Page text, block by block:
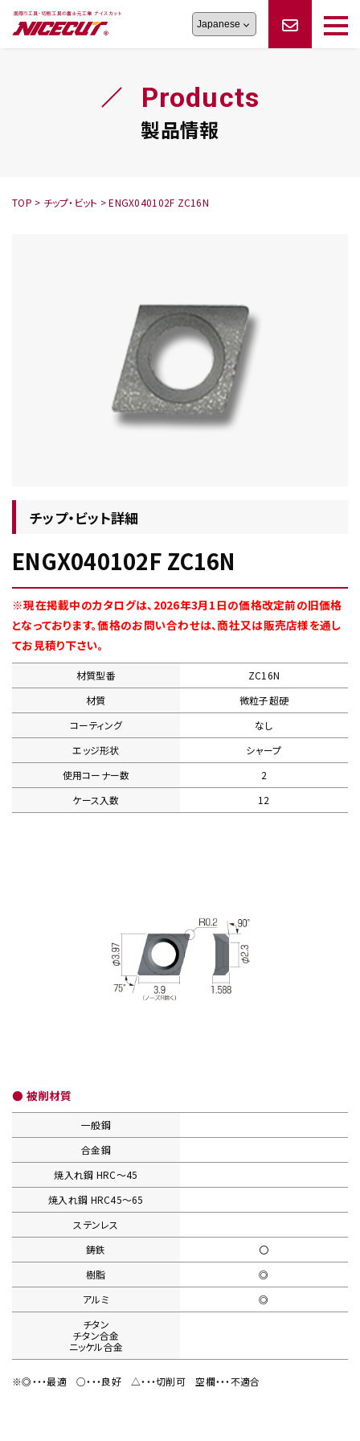
旋盤工具シリーズ
シリーズ
生産終了品
オーダー品依頼
フェイス・ショルダーシリーズかんたんオーダー
トラブルシューティング
ロックピンの逆ジメに注意
Products
製品情報
TOP > チップ・ビット >ENGX040102F ZC16N
チップ・ビット詳細
ENGX040102F ZC16N
※現在掲載中のカタログは、2026年3月1日の価格改定前の旧価格
となっております。価格のお問い合わせは、商社又は販売店様を通し
てお見積り下さい。
材質型番
ZC16N
材質
微粒子超硬
コーティング
なし
エッジ形状
シャープ
使用コーナー数
2
ケース入数
12
● 被削材質
一般鋼
合金鋼
焼入れ鋼 HRC〜45
焼入れ鋼 HRC45〜65
ステンレス
鋳鉄
〇
樹脂
◎
アルミ
◎
チタン
チタン合金
ニッケル合金
※◎・・・最適○・・・良好△・・・切削可 空欄・・・不適合